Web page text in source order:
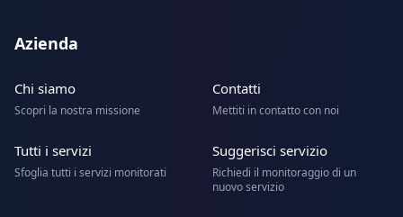
Azienda
Chi siamo
Scopri la nostra missione
Contatti
Mettiti in contatto con noi
Tutti i servizi
Sfoglia tutti i servizi monitorati
Suggerisci servizio
Richiedi il monitoraggio di un
nuovo servizio